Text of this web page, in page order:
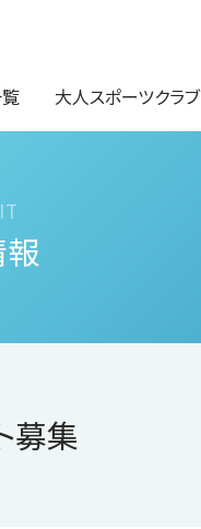
大人スポーツクラブ
募集